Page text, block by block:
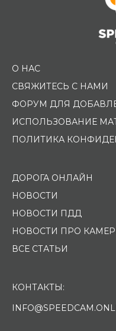
О НАС
СВЯЖИТЕСЬ С НАМИ
ФОРУМ ДЛЯ
ИСПОЛЬЗОВАНИЕ
ПОЛИТИКА
ДОРОГА ОНЛАЙН
НОВОСТИ
НОВОСТИ ПДД
НОВОСТИ ПРО
ВСЕ СТАТЬИ
КОНТАКТЫ: